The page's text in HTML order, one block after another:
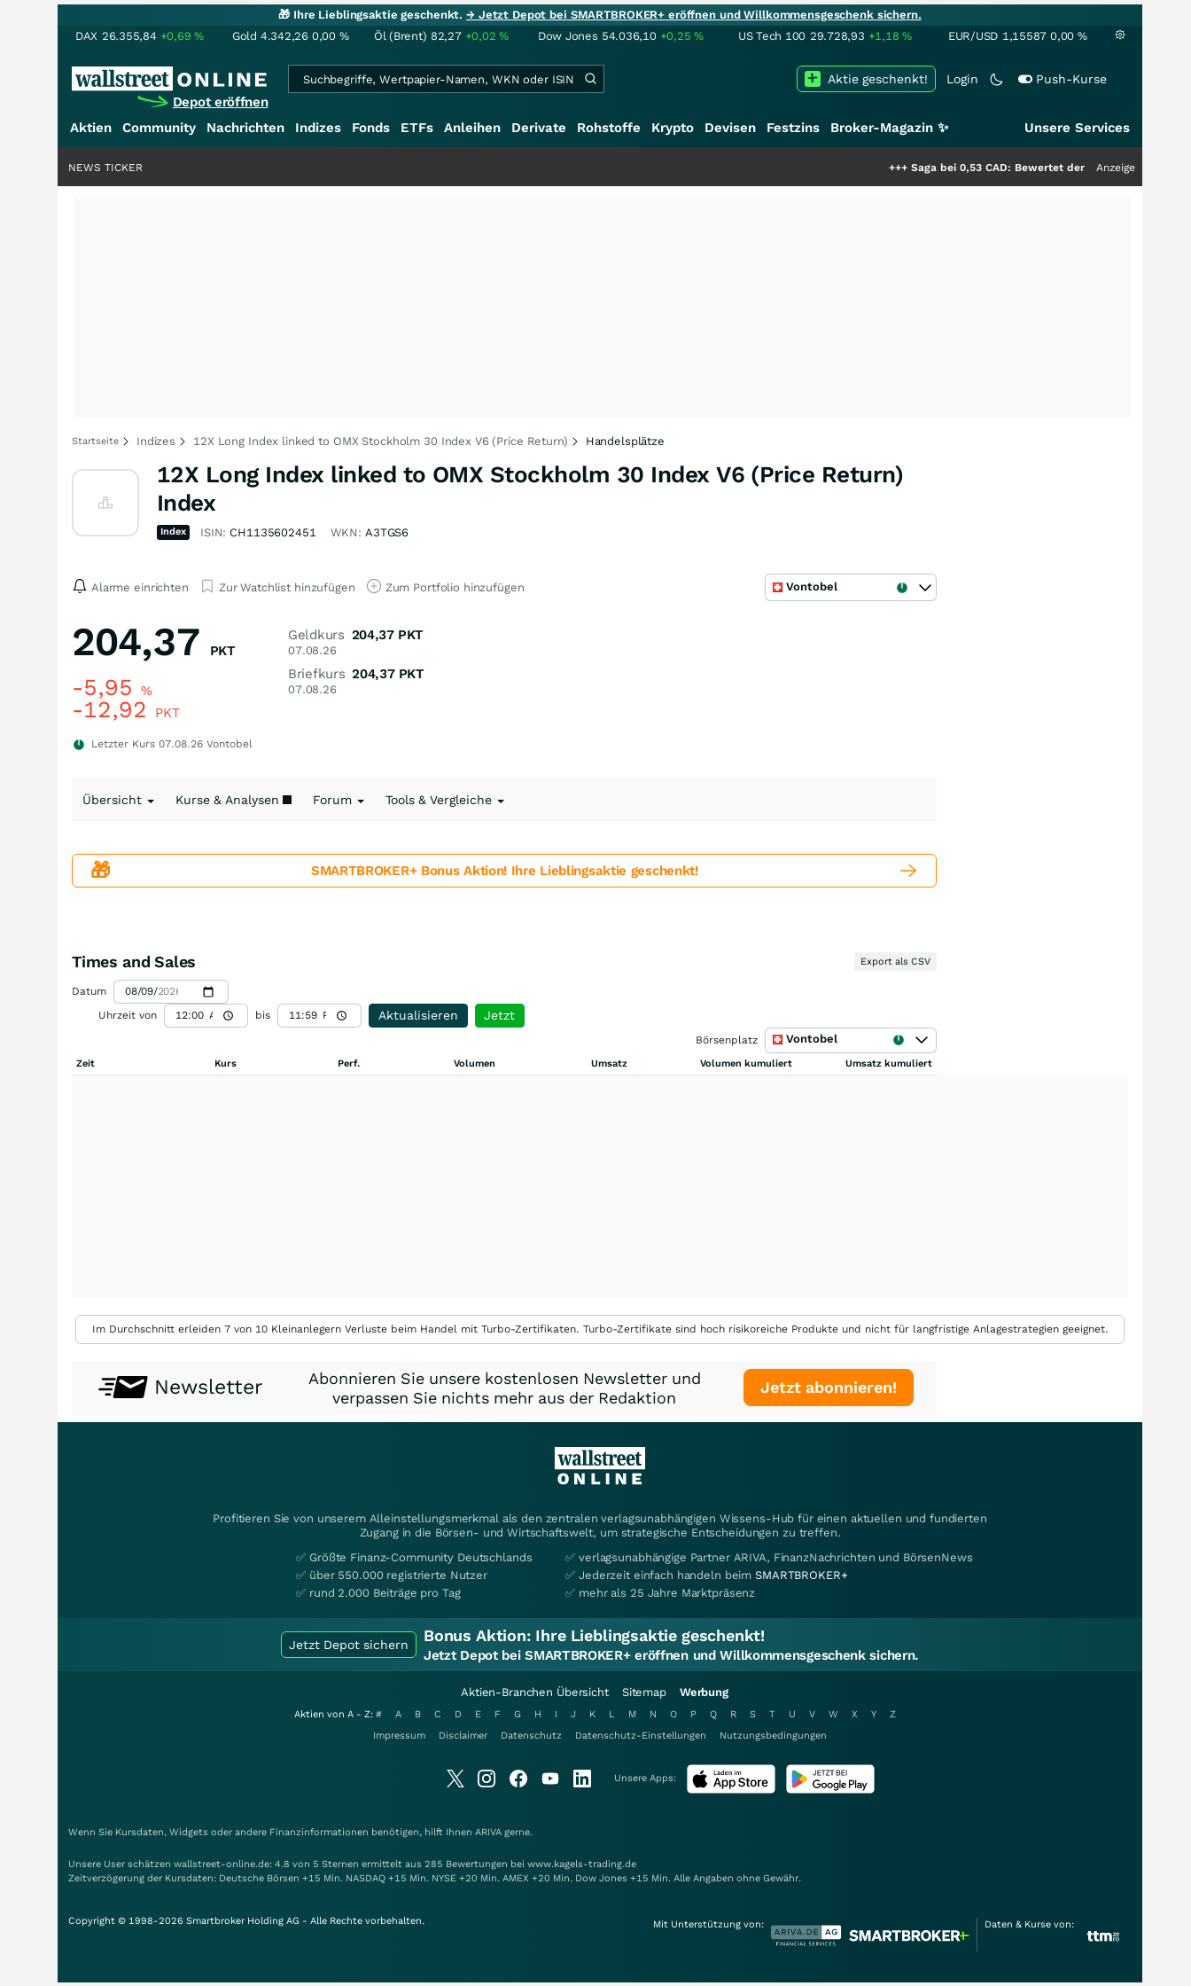
🎁 Ihre Lieblingsaktie geschenkt.→ Jetzt Depot bei SMARTBROKER+ eröffnen und Willkommensgeschenk sichern.
DAX 26.355,84 +0,69% Gold 4.342,26 0,00 % Öl (Brent) 82,27 +0,02% Dow Jones 54.036,10 +0,25% US Tech 100 29.728,93 +1,18% EUR/USD 1,15587 0,00 %
Depot eröffnen
Login Push-Kurse
Aktie geschenkt!
Aktien Community Nachrichten Indizes Fonds ETFs Anleihen Derivate Rohstoffe Krypto Devisen Festzins Broker-Magazin ✨ Unsere Services
Saga bei 0,53 CAD: Bewertet der Markt noch immer nur
Anzeige
NEWS TICKER
Startseite Indizes 12X Long Index linked to OMX Stockholm 30 Index V6 (Price Return) Handelsplätze
12X Long Index linked to OMX Stockholm 30 Index V6 (Price Return)
Index
Index ISIN: CH1135602451 WKN: A3TGS6
Alarme einrichten Zur Watchlist hinzufügen Zum Portfolio hinzufügen Vontobel
204,37 PKT
-5,95 %
-12,92 PKT
Letzter Kurs 07.08.26 Vontobel
Geldkurs
07.08.26
204,37 PKT
Briefkurs
07.08.26
204,37 PKT
Übersicht Kurse & Analysen Forum Tools & Vergleiche
🎁 SMARTBROKER+ Bonus Aktion! Ihre Lieblingsaktie geschenkt!
Times and Sales Export als CSV
Datum
Uhrzeit von
bis Aktualisieren Jetzt
Börsenplatz Vontobel
Zeit Kurs Perf. Volumen Umsatz Volumen kumuliert Umsatz kumuliert
Im Durchschnitt erleiden 7 von 10 Kleinanlegern Verluste beim Handel mit Turbo-Zertifikaten. Turbo-Zertifikate sind hoch risikoreiche Produkte und nicht für langfristige Anlagestrategien geeignet.
Newsletter
Abonnieren Sie unsere kostenlosen Newsletter und
verpassen Sie nichts mehr aus der Redaktion
Jetzt abonnieren!
Profitieren Sie von unserem Alleinstellungsmerkmal als den zentralen verlagsunabhängigen Wissens-Hub für einen aktuellen und fundierten
Zugang in die Börsen- und Wirtschaftswelt, um strategische Entscheidungen zu treffen.
✅ Größte Finanz-Community Deutschlands
✅ über 550.000 registrierte Nutzer
✅ rund 2.000 Beiträge pro Tag
✅ verlagsunabhängige Partner ARIVA, FinanzNachrichten und BörsenNews
✅ Jederzeit einfach handeln beimSMARTBROKER+
✅ mehr als 25 Jahre Marktpräsenz
Jetzt Depot sichern Bonus Aktion: Ihre Lieblingsaktie geschenkt!
Jetzt Depot bei SMARTBROKER+ eröffnen und Willkommensgeschenk sichern.
Aktien-Branchen Übersicht Sitemap Werbung
Aktien von A - Z: # A B C D E F G H I J K L M N O P Q R S T U V W X Y
Z
Impressum
Disclaimer Datenschutz Datenschutz-Einstellungen Nutzungsbedingungen
Unsere Apps:
Wenn Sie Kursdaten, Widgets oder andere Finanzinformationen benötigen, hilft Ihnen ARIVA gerne.
Unsere User schätzen wallstreet-online.de: 4.8 von 5 Sternen ermittelt aus 285 Bewertungen bei www.kagels-trading.de
Zeitverzögerung der Kursdaten: Deutsche Börsen +15 Min. NASDAQ +15 Min. NYSE +20 Min. AMEX +20 Min. Dow Jones +15 Min. Alle Angaben ohne Gewähr.
Copyright © 1998-2026 Smartbroker Holding AG - Alle Rechte vorbehalten. Mit Unterstützung von: Daten & Kurse von: